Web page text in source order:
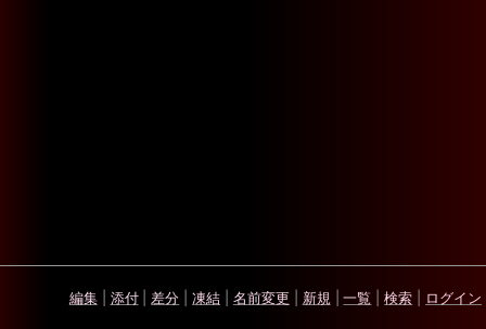
編集 添付 差分 凍結 名前変更 新規 一覧 検索 ログイン